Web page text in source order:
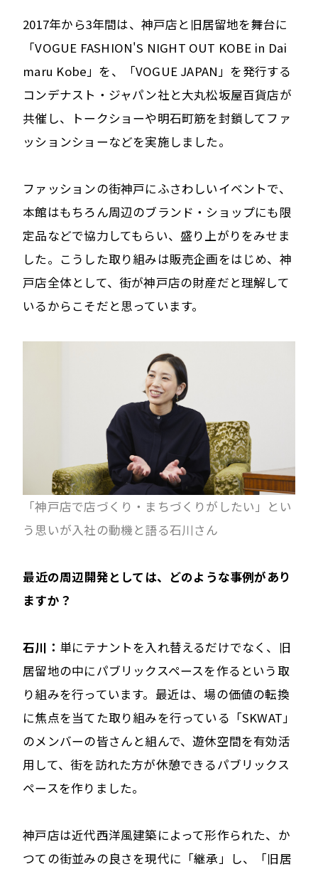
2017年から3年間は、神戸店と旧居留地を舞台に
「VOGUE FASHION'S NIGHT OUT KOBE in Dai
maru Kobe」を、「VOGUE JAPAN」を発行する
コンデナスト・ジャパン社と大丸松坂屋百貨店が
共催し、トークショーや明石町筋を封鎖してファ
ッションショーなどを実施しました。
ファッションの街神戸にふさわしいイベントで、
本館はもちろん周辺のブランド・ショップにも限
定品などで協力してもらい、盛り上がりをみせま
した。こうした取り組みは販売企画をはじめ、神
戸店全体として、街が神戸店の財産だと理解して
いるからこそだと思っています。
「神戸店で店づくり・まちづくりがしたい 」とい
う思いが入社の動機と語る石川さん
――最近の周辺開発としては、どのような事例があり
ますか？
石川： 単にテナントを入れ替えるだけでなく、旧
居留地の中にパブリックスペースを作るという取
り組みを行っています。最近は、場の価値の転換
に焦点を当てた取り組みを行っている「SKWAT」
のメンバーの皆さんと組んで、遊休空間を有効活
用して、街を訪れた方が休憩できるパブリックス
ペースを作りました。
神戸店は近代西洋風建築によって形作られた、か
つての街並みの良さを現代に「継承」し、「旧居